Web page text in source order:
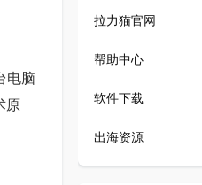
电脑
原
拉力猫官网
帮助中心
软件下载
出海资源